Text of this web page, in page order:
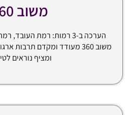
משוב 360
הערכה ב-3 רמות: רמת העובד, רמת המנהל ורמת הארגון.
משוב 360 מעודד ומקדם תרבות
ומציף נוראים